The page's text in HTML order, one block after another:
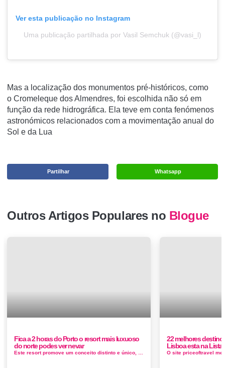
Ver esta publicação no Instagram
Uma publicação partilhada por Vasil Semchuk (@vasi_l)
Mas a localização dos monumentos pré-históricos, como
o Cromeleque dos Almendres, foi escolhida não só em
função da rede hidrográfica. Ela teve em conta fenómenos
astronómicos relacionados com a movimentação anual do
Sol e da Lua
Whatsapp
Partilhar
Outros Artigos Populares no Blogue
Fica a 2 horas do Porto o resort mais luxuoso
do norte podes ver nevar
Este resort promove um conceito distinto e único, onde o objetivo é permitir aos hóspedes desfrutar das belezas naturais da Serra...
22 melhores
Lisboa esta na Lista